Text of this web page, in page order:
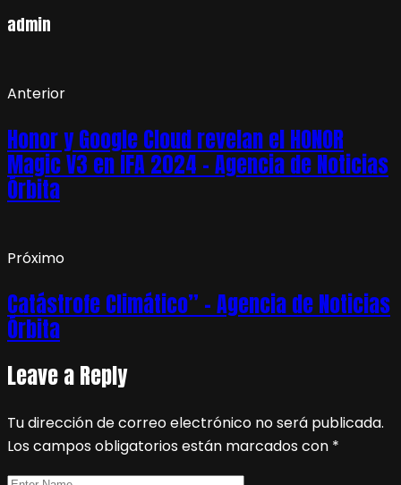
admin
Anterior
Honor y Google Cloud revelan el HONOR
Magic V3 en IFA 2024 – Agencia de Noticias
Órbita
Próximo
Catástrofe Climático” – Agencia de Noticias
Órbita
Leave a Reply
Tu dirección de correo electrónico no será publicada.
Los campos obligatorios están marcados con *